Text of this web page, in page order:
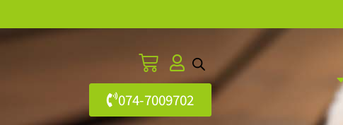
074-7009702